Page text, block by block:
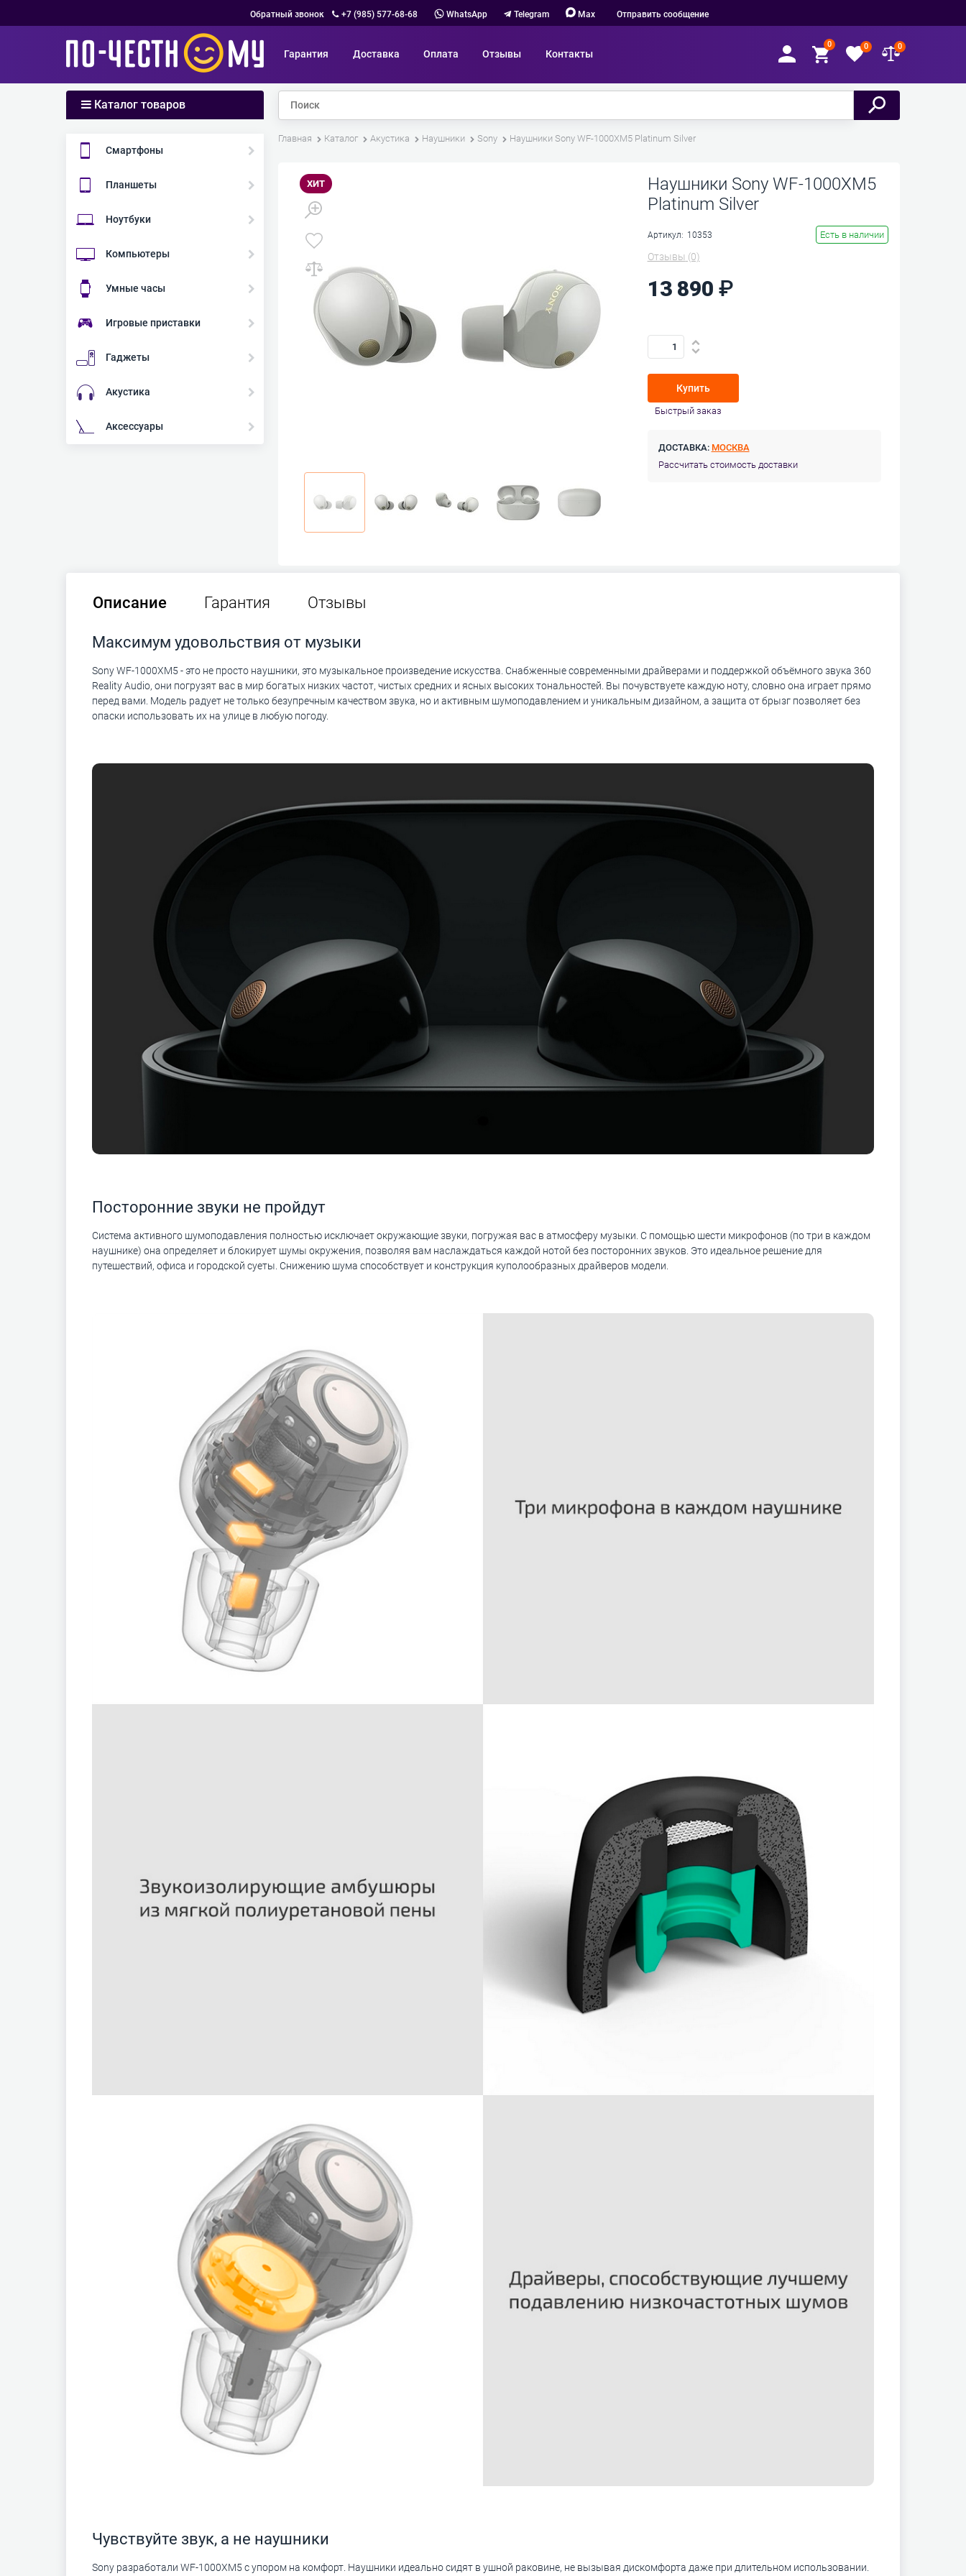
Обратный звонок +7 (985) 577-68-68 WhatsApp Telegram Max Отправить сообщение
Гарантия Доставка Оплата Отзывы Контакты
0 0 0
Каталог товаров
Смартфоны
Планшеты
Ноутбуки
Компьютеры
Умные часы
Игровые приставки
Гаджеты
Акустика
Аксессуары
Главная Каталог Акустика Наушники Sony Наушники Sony WF-1000XM5 Platinum Silver
ХИТ
Наушники Sony WF-1000XM5
Platinum Silver
Артикул: 10353 Есть в наличии
Отзывы (0)
13 890
Купить
Быстрый заказ
ДОСТАВКА: МОСКВА
Рассчитать стоимость доставки
Описание Гарантия Отзывы
Максимум удовольствия от музыки
Sony WF-1000XM5 - это не просто наушники, это музыкальное произведение искусства. Снабженные современными драйверами и поддержкой объёмного звука 360
Reality Audio, они погрузят вас в мир богатых низких частот, чистых средних и ясных высоких тональностей. Вы почувствуете каждую ноту, словно она играет прямо
перед вами. Модель радует не только безупречным качеством звука, но и активным шумоподавлением и уникальным дизайном, а защита от брызг позволяет без
опаски использовать их на улице в любую погоду.
Посторонние звуки не пройдут
Система активного шумоподавления полностью исключает окружающие звуки, погружая вас в атмосферу музыки. С помощью шести микрофонов (по три в каждом
наушнике) она определяет и блокирует шумы окружения, позволяя вам наслаждаться каждой нотой без посторонних звуков. Это идеальное решение для
путешествий, офиса и городской суеты. Снижению шума способствует и конструкция куполообразных драйверов модели.
Чувствуйте звук, а не наушники
Sony разработали WF-1000XM5 с упором на комфорт. Наушники идеально сидят в ушной раковине, не вызывая дискомфорта даже при длительном использовании.